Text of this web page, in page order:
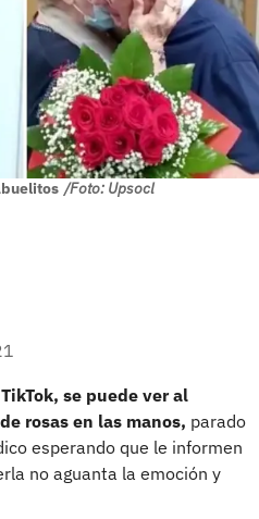
/Foto: Upsocl
se puede ver al
rosas en las manos, parado
esperando que le informen
no aguanta la emoción y